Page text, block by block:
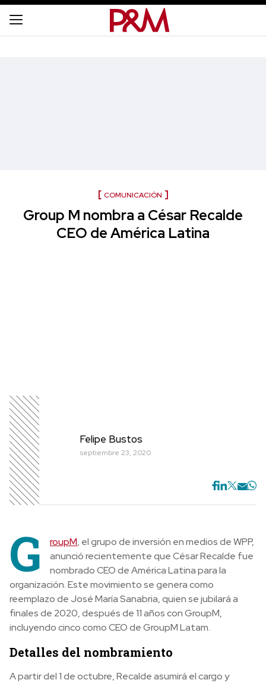
COMUNICACIÓN
Group M nombra a César Recalde
CEO de América Latina
Felipe Bustos
septiembre 23, 2020
G roupM, el grupo de inversión en medios de WPP,
anunció recientemente que César Recalde fue
nombrado CEO de América Latina para la
organización. Este movimiento se genera como
reemplazo de José María Sanabria, quien se jubilará a
finales de 2020, después de 11 años con GroupM,
incluyendo cinco como CEO de GroupM Latam.
Detalles del nombramiento
A partir del 1 de octubre, Recalde asumirá el cargo y